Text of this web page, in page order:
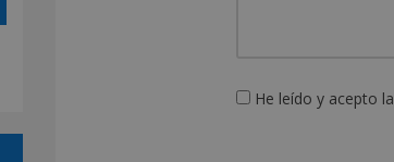
He leído y acepto la